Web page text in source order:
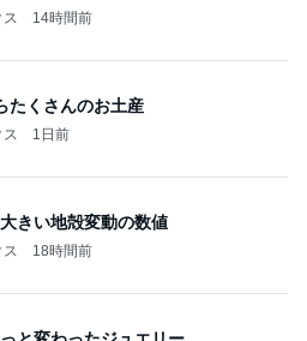
14時間前
たくさんのお土産
1日前
きい地殻変動の数値
18時間前